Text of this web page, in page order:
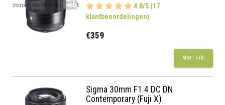
4.8/5 (17
klantbeoordelingen)
€359
Meer info
Sigma 30mm F1.4 DC DN
Contemporary (Fuji X)